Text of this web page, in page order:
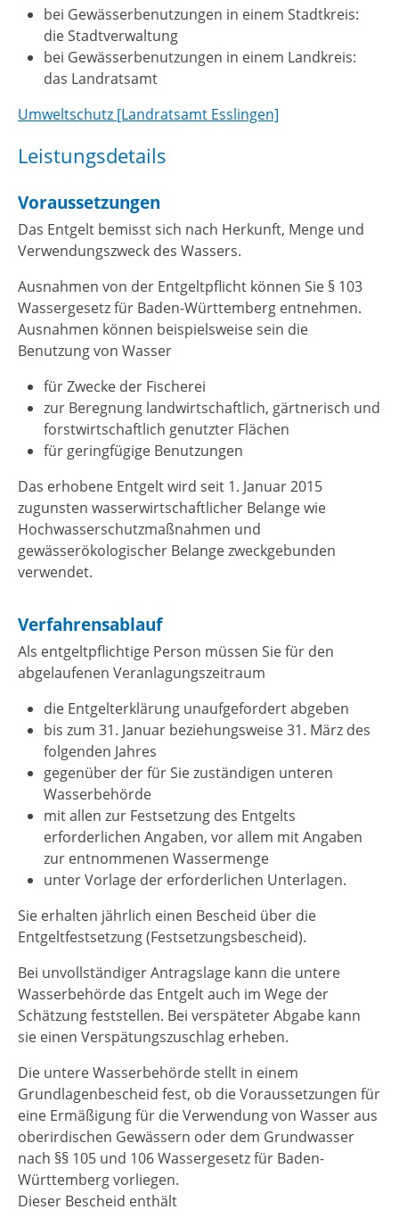
bei Gewässerbenutzungen in einem Stadtkreis:
die Stadtverwaltung
bei Gewässerbenutzungen in einem Landkreis:
das Landratsamt
Umweltschutz [Landratsamt Esslingen]
Leistungsdetails
Voraussetzungen
Das Entgelt bemisst sich nach Herkunft, Menge und
Verwendungszweck des Wassers.
Ausnahmen von der Entgeltpflicht können Sie § 103
Wassergesetz für Baden-Württemberg entnehmen.
Ausnahmen können beispielsweise sein die
Benutzung von Wasser
für Zwecke der Fischerei
zur Beregnung landwirtschaftlich, gärtnerisch und
forstwirtschaftlich genutzter Flächen
für geringfügige Benutzungen
Das erhobene Entgelt wird seit 1. Januar 2015
zugunsten wasserwirtschaftlicher Belangewie
Hochwasserschutzmaßnahmen und
gewässerökologischer Belangezweckgebunden
verwendet.
Verfahrensablauf
Als entgeltpflichtige Person müssen Sie für den
abgelaufenen Veranlagungszeitraum
die Entgelterklärung unaufgefordert abgeben
bis zum 31. Januar beziehungsweise 31. März des
folgenden Jahres
gegenüber der für Sie zuständigen unteren
Wasserbehörde
mit allen zur Festsetzung des Entgelts
erforderlichen Angaben, vor allem mit Angaben
zur entnommenen Wassermenge
unter Vorlage der erforderlichen Unterlagen.
Sie erhalten jährlich einen Bescheid über die
Entgeltfestsetzung (Festsetzungsbescheid).
Bei unvollständiger Antragslage kann die untere
Wasserbehörde das Entgelt auch im Wege der
Schätzung feststellen. Bei verspäteter Abgabe kann
sie einen Verspätungszuschlag erheben.
Die untere Wasserbehörde stellt in einem
Grundlagenbescheid fest, ob die Voraussetzungen für
eine Ermäßigung für die Verwendung von Wasser aus
oberirdischen Gewässern oder dem Grundwasser
nach §§ 105 und 106 Wassergesetz für Baden-
Württemberg vorliegen.
Dieser Bescheid enthält